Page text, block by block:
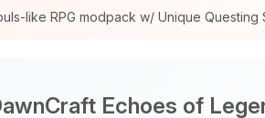
like RPG modpack w/ Unique Questing
Echoes of